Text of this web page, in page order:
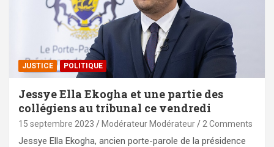
JUSTICE POLITIQUE
Jessye Ella Ekogha et une partie des
collégiens au tribunal ce vendredi
15 septembre 2023 Modérateur Modérateur 2 Comments
Jessye Ella Ekogha, ancien porte-parole de la présidence